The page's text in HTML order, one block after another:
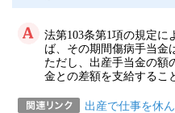
法第103条第1項の規定に
ば、その期間傷病手当金
ただし、出産手当金の額
金との差額を支給するこ
出産で仕事を休